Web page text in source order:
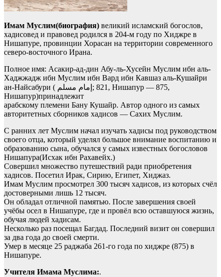
Имам Муслим(биография) великий исламский богослов,
хадисовед и правовед родился в 204-м году по Хиджре в
Нишапуре, провинции Хорасан на территории современного
северо-восточного Ирана.
Полное имя: Асакир-ад-дин Абу-ль-Хусейн Муслим ибн аль-
Хаджжадж ибн Муслим ибн Вард ибн Кавшаз аль-Кушайри
ан-Найсабури ( إمام مسلم‎; 821, Нишапур — 875,
Нишапур)принадлежит
арабскому племени Бану Кушайр. Автор одного из самых
авторитетных сборников хадисов — Сахих Муслим.
С ранних лет Муслим начал изучать хадисы под руководством
своего отца, который уделял большое внимание воспитанию и
образованию сына, обучался у самых известных богословов
Нишапура(Исхак ибн Рахавейх.)
Совершил множество путешествий ради приобретения
хадисов. Посетил Ирак, Сирию, Египет, Хиджаз.
Имам Муслим просмотрел 300 тысяч хадисов, из которых счёл
достоверными лишь 12 тысяч.
Он обладал отличной памятью. После завершения своей
учёбы осел в Нишапуре, где и провёл всю оставшуюся жизнь,
обучая людей хадисам.
Несколько раз посещал Багдад. Последний визит он совершил
за два года до своей смерти.
Умер в месяце 25 раджаба 261-го года по хиджре (875) в
Нишапуре.
Учителя Имама Муслима:.